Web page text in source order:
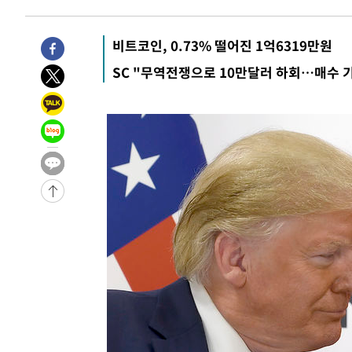
비트코인, 0.73% 떨어진 1억6319만원
SC "무역전쟁으로 10만달러 하회…매수